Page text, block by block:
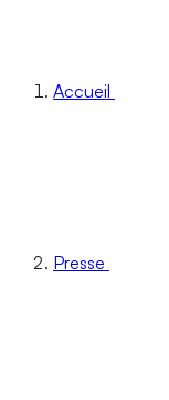
Accueil
Presse